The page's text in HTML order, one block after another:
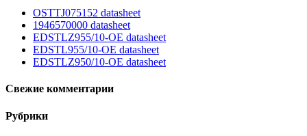
OSTTJ075152 datasheet
1946570000 datasheet
EDSTLZ955/10-OE datasheet
EDSTL955/10-OE datasheet
EDSTLZ950/10-OE datasheet
Свежие комментарии
Рубрики